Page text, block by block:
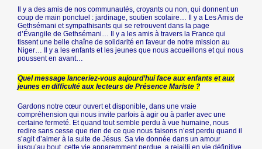
Il y a des amis de nos communautés, croyants ou non, qui donnent un
coup de main ponctuel : jardinage, soutien scolaire… Il y a Les Amis de
Gethsémani et sympathisants qui se retrouvent dans la page
d’Évangile de Gethsémani… Il y a les amis à travers la France qui
tissent une belle chaîne de solidarité en faveur de notre mission au
Niger… Il y a les enfants et les jeunes que nous accueillons et qui nous
poussent en avant…
Quel message lanceriez-vous aujourd’hui face aux enfants et aux
jeunes en difficulté aux lecteurs de Présence Mariste ?
Gardons notre cœur ouvert et disponible, dans une vraie
compréhension qui nous invite parfois à agir ou à parler avec une
certaine fermeté. Et quand tout semble perdu à vue humaine, nous
redire sans cesse que rien de ce que nous faisons n’est perdu quand il
s’agit d’aimer à la suite de Jésus. Sa vie donnée dans un amour
jusqu’au bout, cette vie apparemment perdue, a rejailli en vie définitive